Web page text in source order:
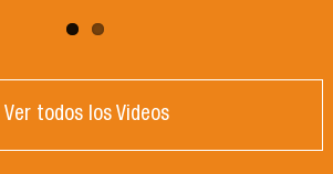
Ver todos los Videos